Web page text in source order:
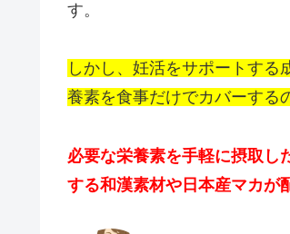
す。
しかし、妊活をサポートす
養素を食事だけでカバーする
必要な栄養素を手軽に摂取し
する和漢素材や日本産マカが